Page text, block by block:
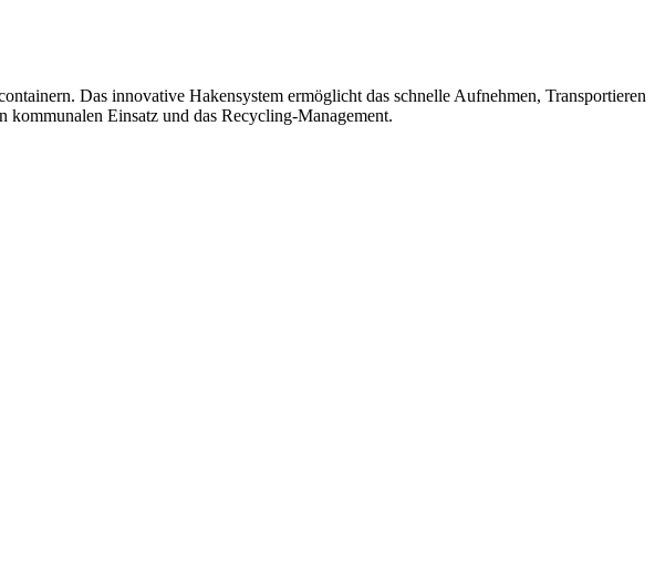
Das innovative Hakensystem ermöglicht das schnelle Aufnehmen, Transportieren
Einsatz und das Recycling-Management.